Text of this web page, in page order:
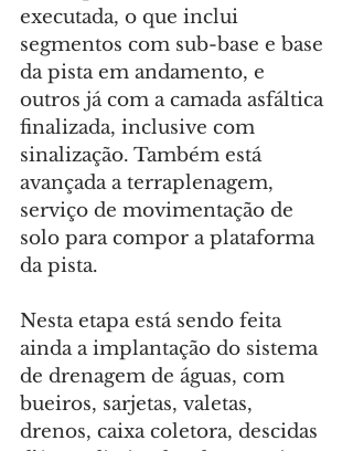
executada, o que inclui
segmentos com sub-base e base
da pista em andamento, e
outros já com a camada asfáltica
finalizada, inclusive com
sinalização. Também está
avançada a terraplenagem,
serviço de movimentação de
solo para compor a plataforma
da pista.
Nesta etapa está sendo feita
ainda a implantação do sistema
de drenagem de águas, com
bueiros, sarjetas, valetas,
drenos, caixa coletora, descidas